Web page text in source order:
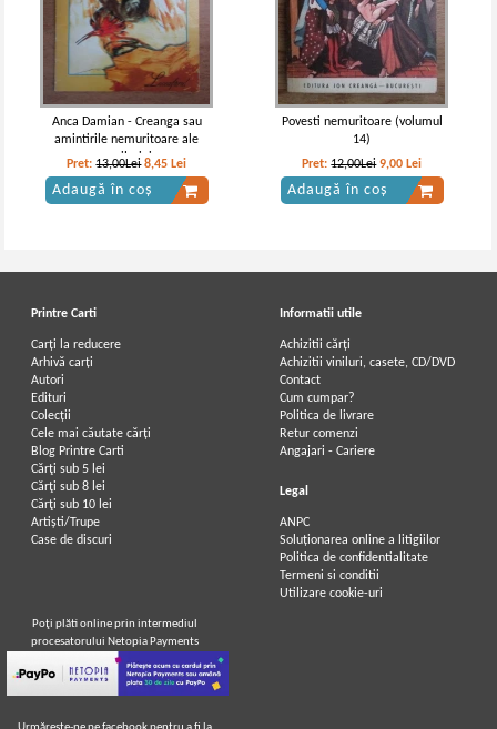
Anca Damian - Creanga sau
amintirile nemuritoare ale
copilariei
Pret:13,00Lei 8,45 Lei
Adaugă în coș
Povesti nemuritoare (volumul
14)
Pret:12,00Lei 9,00 Lei
Adaugă în coș
Printre Carti
Carți la reducere
Arhivă carți
Autori
Edituri
Colecții
Cele mai căutate cărți
Blog Printre Carti
Cărţi sub 5 lei
Cărţi sub 8 lei
Cărţi sub 10 lei
Artiști/Trupe
Case de discuri
Informatii utile
Achizitii cărți
Achizitii viniluri, casete, CD/DVD
Contact
Cum cumpar?
Politica de livrare
Retur comenzi
Angajari - Cariere
Legal
ANPC
Soluționarea online a litigiilor
Politica de confidentialitate
Termeni si conditii
Utilizare cookie-uri
Poţi plăti online prin intermediul
procesatorului Netopia Payments